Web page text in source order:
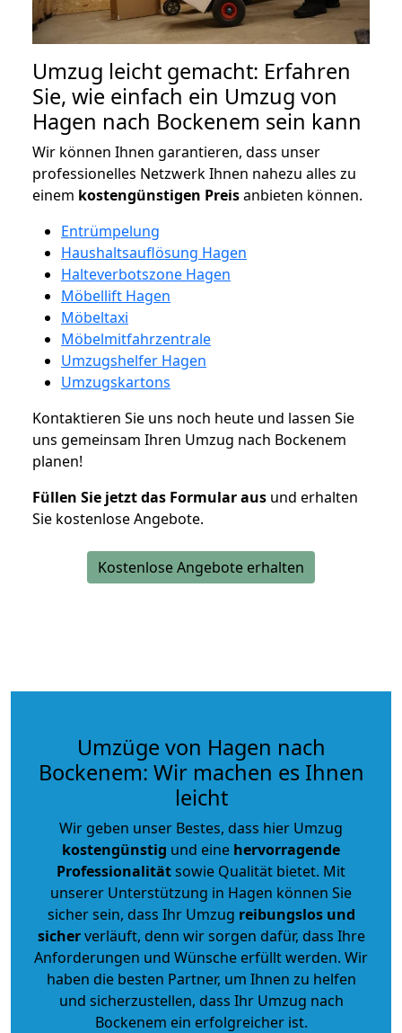
Umzug leicht gemacht: Erfahren
Sie, wie einfach ein Umzug von
Hagen nach Bockenem sein kann
Wir können Ihnen garantieren, dass unser
professionelles Netzwerk Ihnen nahezu alles zu
einem kostengünstigen Preisanbieten können.
Entrümpelung
Haushaltsauflösung Hagen
Halteverbotszone Hagen
Möbellift Hagen
Möbeltaxi
Möbelmitfahrzentrale
Umzugshelfer Hagen
Umzugskartons
Kontaktieren Sie uns noch heute und lassen Sie
uns gemeinsam Ihren Umzug nach Bockenem
planen!
Füllen Sie jetzt das Formular aus und erhalten
Sie kostenlose Angebote.
Kostenlose Angebote erhalten
Umzüge von Hagen nach
Bockenem: Wir machen es Ihnen
leicht
Wir geben unser Bestes, dass hier Umzug
kostengünstig und eine hervorragende
Professionalitätsowie Qualität bietet. Mit
unserer Unterstützung in Hagen können Sie
sicher sein, dass Ihr Umzug reibungslos und
sicherverläuft, denn wir sorgen dafür, dass Ihre
Anforderungen und Wünsche erfüllt werden. Wir
haben die besten Partner, um Ihnen zu helfen
und sicherzustellen, dass Ihr Umzug nach
Bockenem ein erfolgreicher ist.